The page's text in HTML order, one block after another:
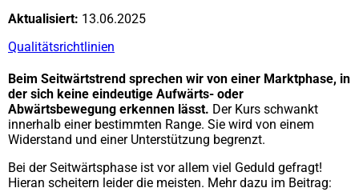
Aktualisiert: 13.06.2025
Qualitätsrichtlinien
Beim Seitwärtstrend sprechen wir von einer Marktphase, in
der sich keine eindeutige Aufwärts- oder
Abwärtsbewegung erkennen lässt. Der Kurs schwankt
innerhalb einer bestimmten Range. Sie wird von einem
Widerstand und einer Unterstützung begrenzt.
Bei der Seitwärtsphase ist vor allem viel Geduld gefragt!
Hieran scheitern leider die meisten. Mehr dazu im Beitrag: